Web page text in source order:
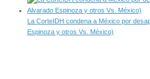
La CorteIDH condena a México por
Espinoza y otros Vs. México)